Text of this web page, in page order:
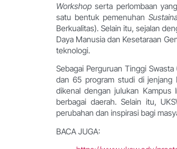
Workshopserta perlombaan
satu bentuk pemenuhan
Berkualitas). Selain itu, sejalan
Daya Manusia dan Kesetaraan
teknologi.
Sebagai Perguruan Tinggi
dan 65 program studi di jenjang
dikenal dengan julukan Kampus
berbagai daerah. Selain itu,
perubahan dan inspirasi bagi
BACA JUGA: